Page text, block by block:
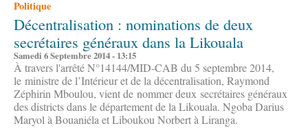
Politique
Décentralisation : nominations de deux
secrétaires généraux dans la Likouala
Samedi 6 Septembre 2014 - 13:15
À travers l'arrêté N°14144/MID-CAB du 5 septembre 2014,
le ministre de l’Intérieur et de la décentralisation, Raymond
Zéphirin Mboulou, vient de nommer deux secrétaires généraux
des districts dans le département de la Likouala. Ngoba Darius
Maryol à Bouaniéla et Liboukou Norbert à Liranga.